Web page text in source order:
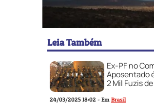
Leia Também
Ex-PF no
Aposentado
2 Mil Fuzis
24/03/2025 18:02 - Em Brasil